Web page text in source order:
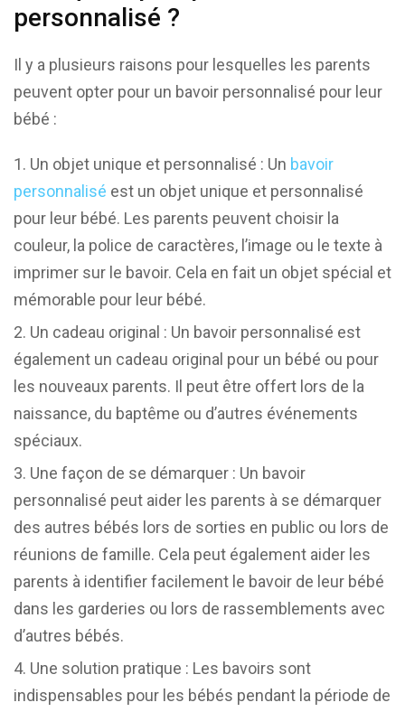
personnalisé ?
Il y a plusieurs raisons pour lesquelles les parents
peuvent opter pour un bavoir personnalisé pour leur
bébé :
Un objet unique et personnalisé : Un bavoir
personnalisé est un objet unique et personnalisé
pour leur bébé. Les parents peuvent choisir la
couleur, la police de caractères, l’image ou le texte à
imprimer sur le bavoir. Cela en fait un objet spécial et
mémorable pour leur bébé.
Un cadeau original : Un bavoir personnalisé est
également un cadeau original pour un bébé ou pour
les nouveaux parents. Il peut être offert lors de la
naissance, du baptême ou d’autres événements
spéciaux.
Une façon de se démarquer : Un bavoir
personnalisé peut aider les parents à se démarquer
des autres bébés lors de sorties en public ou lors de
réunions de famille. Cela peut également aider les
parents à identifier facilement le bavoir de leur bébé
dans les garderies ou lors de rassemblements avec
d’autres bébés.
Une solution pratique : Les bavoirs sont
indispensables pour les bébés pendant la période de